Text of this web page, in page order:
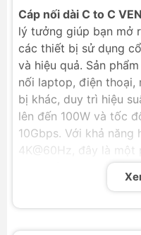
Cáp nối dài C to C
lý tưởng giúp bạn mở
các thiết bị sử dụng
và hiệu quả. Sản
nối laptop, điện thoại,
bị khác, duy trì hiệu
lên đến 100W và tốc
10Gbps. Với khả năng
4K@60Hz, đây là
hoàn hảo mọi nhu
đến giải trí chất lượng
Thông số kỹ